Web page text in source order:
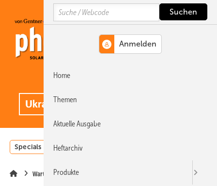
Hauptinhalt
Hauptmenü
SiteSearch
Specials Einstrahlungsatlas
Wartung
Search
Home
Themen
Aktuelle Ausgabe
Heftarchiv
Produkte